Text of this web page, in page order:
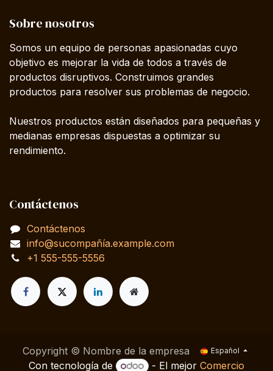
Sobre nosotros
Somos un equipo de personas apasionadas cuyo
objetivo es mejorar la vida de todos a través de
productos disruptivos. Construimos grandes
productos para resolver sus problemas de negocio.
Nuestros productos están diseñados para pequeñas y
medianas empresas dispuestas a optimizar su
rendimiento.
Contáctenos
Contáctenos
info@sucompañía.example.com
+1 555-555-5556
Copyright © Nombre de la empresa Español
Con tecnología de - El mejorComercio